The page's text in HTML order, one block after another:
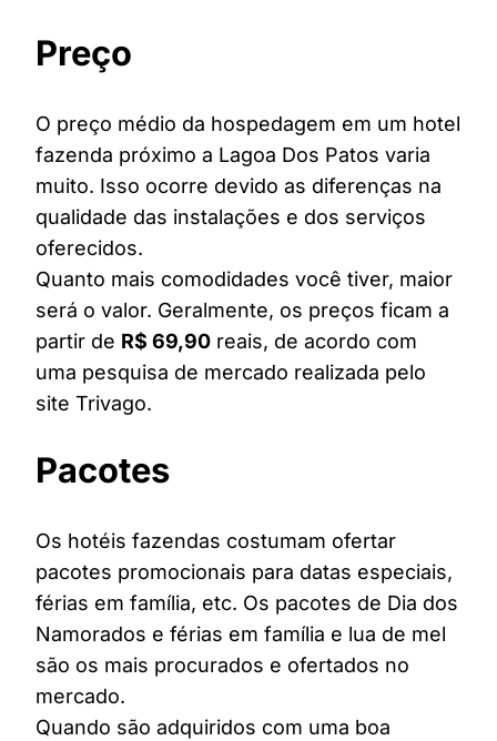
Preço
O preço médio da hospedagem em um hotel
fazenda próximo a Lagoa Dos Patos varia
muito. Isso ocorre devido as diferenças na
qualidade das instalações e dos serviços
oferecidos.
Quanto mais comodidades você tiver, maior
será o valor. Geralmente, os preços ficam a
partir de R$ 69,90 reais, de acordo com
uma pesquisa de mercado realizada pelo
site Trivago.
Pacotes
Os hotéis fazendas costumam ofertar
pacotes promocionais para datas especiais,
férias em família, etc. Os pacotes de Dia dos
Namorados e férias em família e lua de mel
são os mais procurados e ofertados no
mercado.
Quando são adquiridos com uma boa